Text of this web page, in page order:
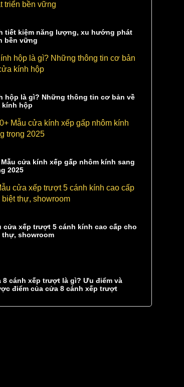
tiết kiệm năng lượng, xu hướng phát
bền vững
hộp là gì? Những thông tin cơ bản về
kính hộp
Mẫu cửa kính xếp gấp nhôm kính sang
2025
cửa xếp trượt 5 cánh kính cao cấp cho
thự, showroom
8 cánh xếp trượt là gì? Ưu điểm và
điểm của cửa 8 cánh xếp trượt